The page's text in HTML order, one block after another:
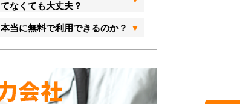
てなくても大丈夫？
本当に無料で利用できるのか？